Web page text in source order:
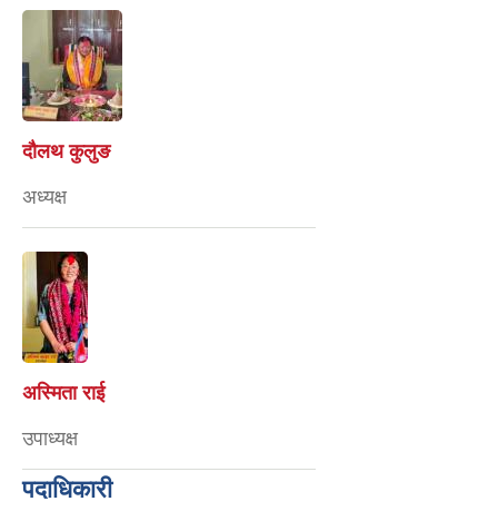
दौलथ कुलुङ
अध्यक्ष
अस्मिता राई
उपाध्यक्ष
पदाधिकारी